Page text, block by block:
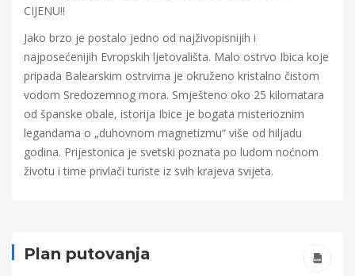
CIJENU!!
Jako brzo je postalo jedno od najživopisnijih i
najposećenijih Evropskih ljetovališta. Malo ostrvo Ibica koje
pripada Balearskim ostrvima je okruženo kristalno čistom
vodom Sredozemnog mora. Smješteno oko 25 kilomatara
od španske obale, istorija Ibice je bogata misterioznim
legandama o „duhovnom magnetizmu“ više od hiljadu
godina. Prijestonica je svetski poznata po ludom noćnom
životu i time privlači turiste iz svih krajeva svijeta.
Plan putovanja